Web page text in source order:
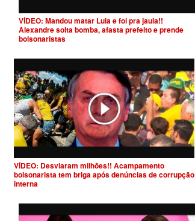
VÍDEO: Mandou matar Lula e foi pra jaula!!
Alexandre solta bomba, afasta prefeito e prende
bolsonaristas
VÍDEO: Desviaram milhões!! Acampamento
bolsonarista tem briga após denúncias de corrupção
interna